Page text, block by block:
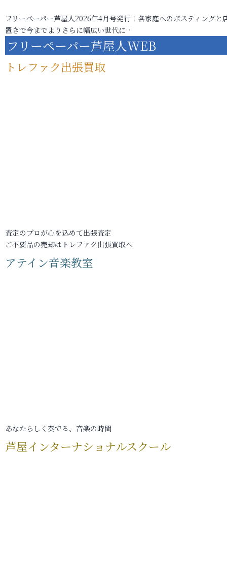
フリーペーパー芦屋人2026年4月号発行！各家庭へのポスティングと
置きで今までよりさらに幅広い世代に…
フリーペーパー芦屋人WEB
トレファク出張買取
査定のプロが心を込めて出張査定
ご不要品の売却はトレファク出張買取へ
アテイン音楽教室
あなたらしく奏でる、音楽の時間
芦屋インターナショナルスクール